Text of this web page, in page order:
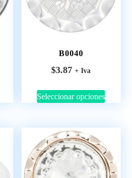
B0040
$3.87 + Iva
Seleccionar opciones